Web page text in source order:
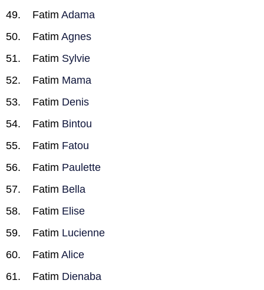
Fatim Adama
Fatim Agnes
Fatim Sylvie
Fatim Mama
Fatim Denis
Fatim Bintou
Fatim Fatou
Fatim Paulette
Fatim Bella
Fatim Elise
Fatim Lucienne
Fatim Alice
Fatim Dienaba